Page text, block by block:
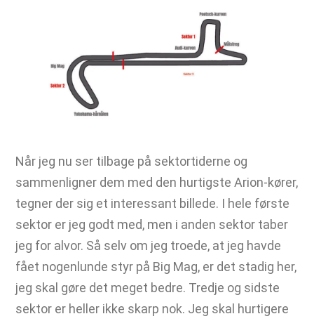
Når jeg nu ser tilbage på sektortiderne og
sammenligner dem med den hurtigste Arion-kører,
tegner der sig et interessant billede. I hele første
sektor er jeg godt med, men i anden sektor taber
jeg for alvor. Så selv om jeg troede, at jeg havde
fået nogenlunde styr på Big Mag, er det stadig her,
jeg skal gøre det meget bedre. Tredje og sidste
sektor er heller ikke skarp nok. Jeg skal hurtigere